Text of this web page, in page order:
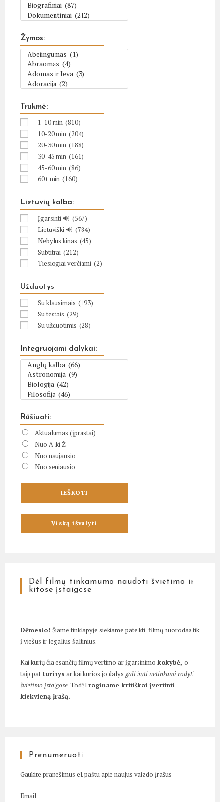
Žymos:
Trukmė:
1-10 min (810)
10-20 min (204)
20-30 min (188)
30-45 min (161)
45-60 min (86)
60+ min (160)
Lietuvių kalba:
Įgarsinti 🔊 (567)
Lietuviški 🔊 (784)
Nebylus kinas (45)
Subtitrai (212)
Tiesiogiai verčiami (2)
Užduotys:
Su klausimais (193)
Su testais (29)
Su užduotimis (28)
Integruojami dalykai:
Rūšiuoti:
Aktualumas (įprastai)
Nuo A iki Ž
Nuo naujausio
Nuo seniausio
Dėl filmų tinkamumo naudoti švietimo ir
kitose įstaigose
Dėmesio! Šiame tinklapyje siekiame pateikti filmų nuorodas tik
į viešus ir legalius šaltinius.
Kai kurių čia esančių filmų vertimo ar įgarsinimokokybė,o
taip pat turinys ar kai kurios jo dalysgali būti netinkami rodyti
švietimo įstaigose. Todėlraginame kritiškai įvertinti
kiekvieną įrašą.
Prenumeruoti
Gaukite pranešimus el. paštu apie naujus vaizdo įrašus
Email